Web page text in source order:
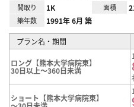
間取り 1K 面積
築年数 1991年 6月 築
プラン名・期間
ロング【熊本大学病院東】
30日以上～360日未満
ショート【熊本大学病院東】